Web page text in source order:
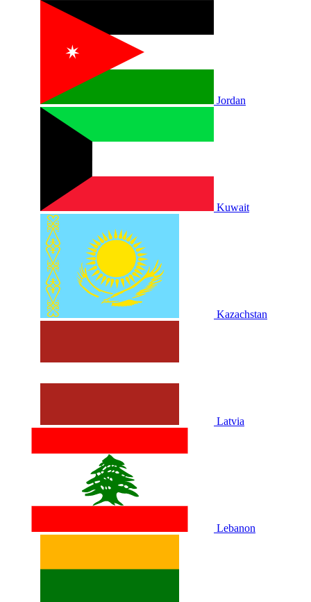
Jordan
Kuwait
Kazachstan
Latvia
Lebanon